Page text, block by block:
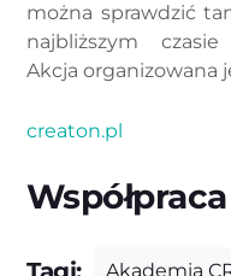
można sprawdzić
najbliższym czasie
Akcja organizowana
creaton.pl
Akademia